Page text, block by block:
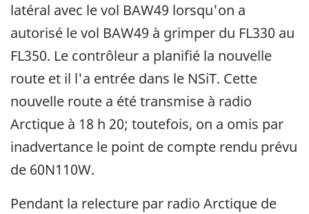
latéral avec le vol BAW49 lorsqu'on a
autorisé le vol BAW49 à grimper du FL330 au
FL350. Le contrôleur a planifié la nouvelle
route et il l'a entrée dans le NSiT. Cette
nouvelle route a été transmise à radio
Arctique à 18 h 20; toutefois, on a omis par
inadvertance le point de compte rendu prévu
de 60N110W.
Pendant la relecture par radio Arctique de